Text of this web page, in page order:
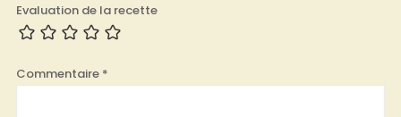
Evaluation de la recette
Commentaire *